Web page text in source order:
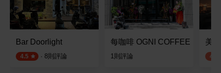
Bar Doorlight
4.5 · 8則評論
每咖啡 OGNI COFFEE
1則評論
美
4.0